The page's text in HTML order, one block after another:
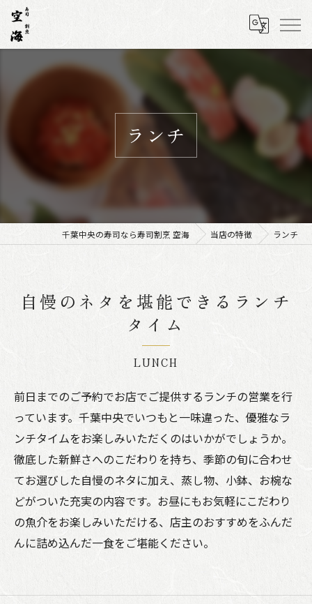
ランチ
千葉中央の寿司なら寿司割烹 空海 当店の特徴 ランチ
自慢のネタを堪能できるランチ
タイム
LUNCH
前日までのご予約でお店でご提供するランチの営業を行
っています。千葉中央でいつもと一味違った、優雅なラ
ンチタイムをお楽しみいただくのはいかがでしょうか。
徹底した新鮮さへのこだわりを持ち、季節の旬に合わせ
てお選びした自慢のネタに加え、蒸し物、小鉢、お椀な
どがついた充実の内容です。お昼にもお気軽にこだわり
の魚介をお楽しみいただける、店主のおすすめをふんだ
んに詰め込んだ一食をご堪能ください。